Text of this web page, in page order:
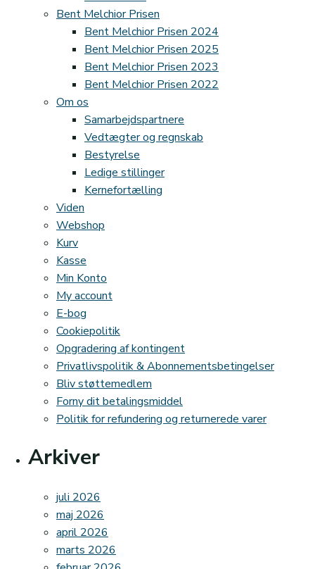
Bent Melchior Prisen
Bent Melchior Prisen 2024
Bent Melchior Prisen 2025
Bent Melchior Prisen 2023
Bent Melchior Prisen 2022
Om os
Samarbejdspartnere
Vedtægter og regnskab
Bestyrelse
Ledige stillinger
Kernefortælling
Viden
Webshop
Kurv
Kasse
Min Konto
My account
E-bog
Cookiepolitik
Opgradering af kontingent
Privatlivspolitik & Abonnementsbetingelser
Bliv støttemedlem
Forny dit betalingsmiddel
Politik for refundering og returnerede varer
Arkiver
juli 2026
maj 2026
april 2026
marts 2026